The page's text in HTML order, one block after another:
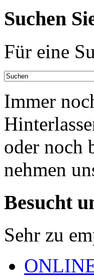
Suchen
Für eine
Immer
oder noch
nehmen
Besucht
Sehr zu